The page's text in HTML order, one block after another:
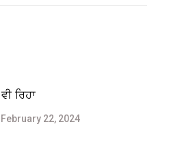
ਰਿਹਾ
February 22, 2024